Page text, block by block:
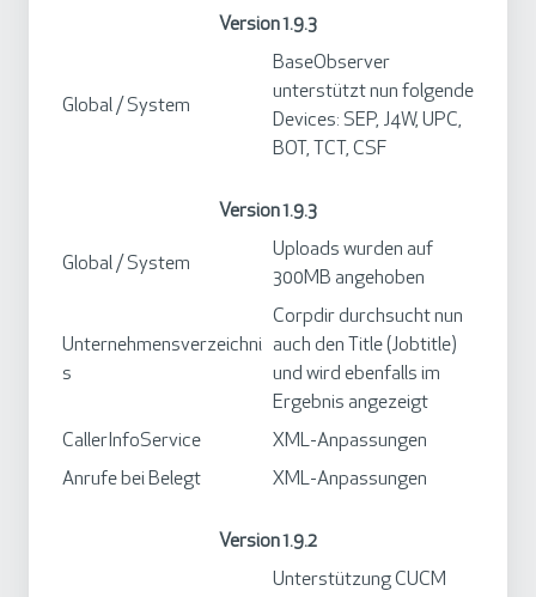
Version 1.9.3
Global / System
BaseObserver
unterstützt nun folgende
Devices: SEP, J4W, UPC,
BOT, TCT, CSF
Version 1.9.3
Global / System
Uploads wurden auf
300MB angehoben
Unternehmensverzeichni
s
Corpdir durchsucht nun
auch den Title (Jobtitle)
und wird ebenfalls im
Ergebnis angezeigt
CallerInfoService
XML-Anpassungen
Anrufe bei Belegt
XML-Anpassungen
Version 1.9.2
Unterstützung CUCM